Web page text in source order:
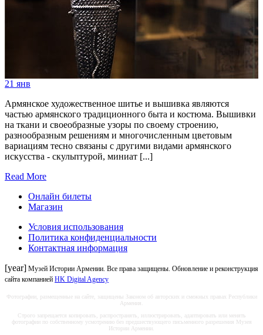
21 янв
Армянское художественное шитье и вышивка являются
частью армянского традиционного быта и костюма. Вышивки
на ткани и своеобразные узоры по своему строению,
разнообразным решениям и многочисленным цветовым
вариациям тесно связаны с другими видами армянского
искусства - скульптурой, миниат [...]
Read More
Онлайн билеты
Магазин
Условия использования
Политика конфиденциальности
Контактная информация
[year] Музей Истории Армении. Все права защищены. Обновление и реконструкция
сайта компанией HK Digital Agency
Фотографии, размещенные на сайте, защищены Законом об авторских и смежных правах Республики
Армения.
Строго запрещается копировать, распространять, иллюстрировать, адаптировать или менять
фотографии по собственному усмотрению без предшествующего письменного разрешения Музея
Истории Армении.